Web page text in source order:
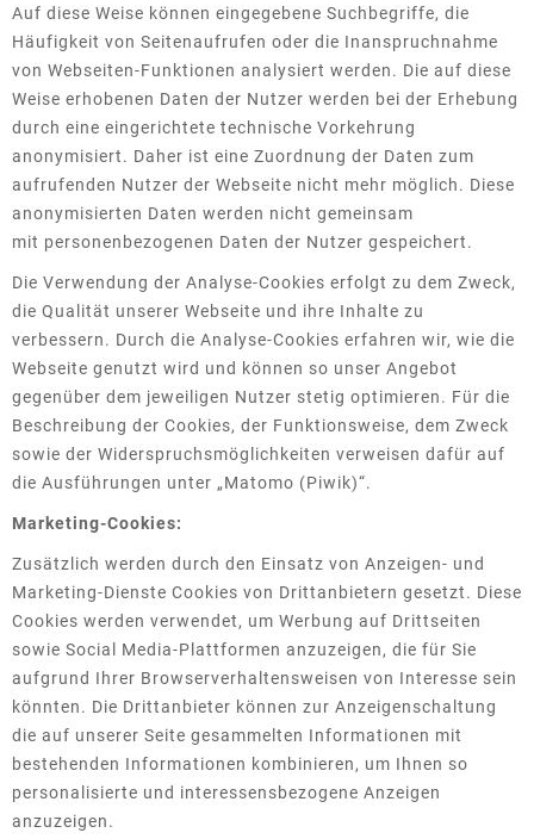
Auf diese Weise können eingegebene Suchbegriffe, die
Häufigkeit von Seitenaufrufen oder die Inanspruchnahme
von Webseiten-Funktionen analysiert werden. Die auf diese
Weise erhobenen Daten der Nutzer werden bei der Erhebung
durch eine eingerichtete technische Vorkehrung
anonymisiert. Daher ist eine Zuordnung der Daten zum
aufrufenden Nutzer der Webseite nicht mehr möglich. Diese
anonymisierten Daten werden nicht gemeinsam
mit personenbezogenen Daten der Nutzer gespeichert.
Die Verwendung der Analyse-Cookies erfolgt zu dem Zweck,
die Qualität unserer Webseite und ihre Inhalte zu
verbessern. Durch die Analyse-Cookies erfahren wir, wie die
Webseite genutzt wird und können so unser Angebot
gegenüber dem jeweiligen Nutzer stetig optimieren. Für die
Beschreibung der Cookies, der Funktionsweise, dem Zweck
sowie der Widerspruchsmöglichkeiten verweisen dafür auf
die Ausführungen unter „Matomo (Piwik)“.
Marketing-Cookies:
Zusätzlich werden durch den Einsatz von Anzeigen- und
Marketing-Dienste Cookies von Drittanbietern gesetzt. Diese
Cookies werden verwendet, um Werbung auf Drittseiten
sowie Social Media-Plattformen anzuzeigen, die für Sie
aufgrund Ihrer Browserverhaltensweisen von Interesse sein
könnten. Die Drittanbieter können zur Anzeigenschaltung
die auf unserer Seite gesammelten Informationen mit
bestehenden Informationen kombinieren, um Ihnen so
personalisierte und interessensbezogene Anzeigen
anzuzeigen.